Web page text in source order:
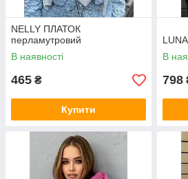
NELLY ПЛАТОК
перламутровий
В наявності
465 ₴
Купити
В
798